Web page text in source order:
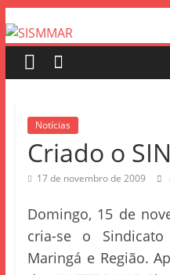
Notícias
Criado o
17 de novembro de 2009
Domingo, 15 de
cria-se o
Maringá e Região.